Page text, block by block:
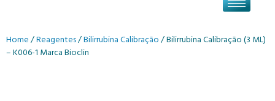
Home/Reagentes/Bilirrubina Calibração/ Bilirrubina Calibração (3 ML)
– K006-1 Marca Bioclin